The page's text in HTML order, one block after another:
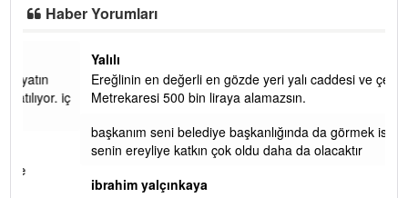
Yalılı
Ereğlinin en değerli en gözde yeri yalı caddesi ve çevresidir.
başkanım seni belediye başkanlığında da görmek isteriz